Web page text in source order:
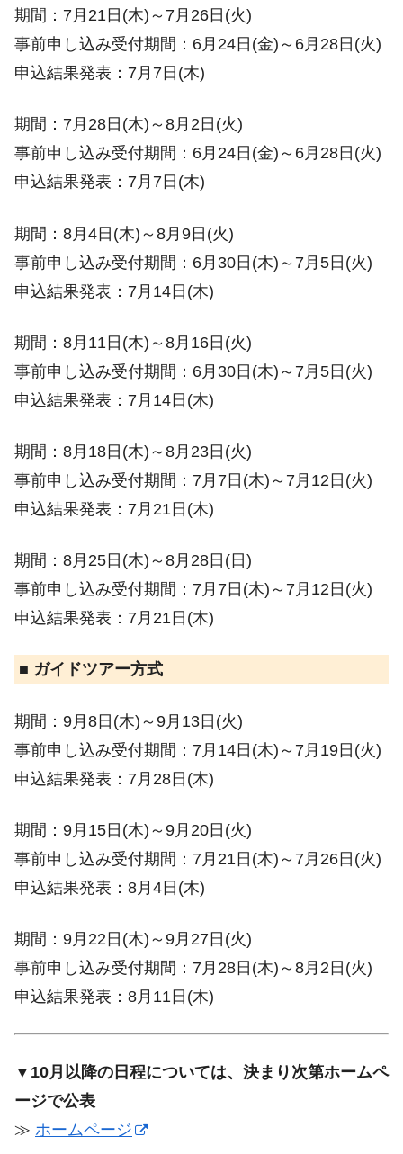
期間：7月21日(木)～7月26日(火)
事前申し込み受付期間：6月24日(金)～6月28日(火)
申込結果発表：7月7日(木)
期間：7月28日(木)～8月2日(火)
事前申し込み受付期間：6月24日(金)～6月28日(火)
申込結果発表：7月7日(木)
期間：8月4日(木)～8月9日(火)
事前申し込み受付期間：6月30日(木)～7月5日(火)
申込結果発表：7月14日(木)
期間：8月11日(木)～8月16日(火)
事前申し込み受付期間：6月30日(木)～7月5日(火)
申込結果発表：7月14日(木)
期間：8月18日(木)～8月23日(火)
事前申し込み受付期間：7月7日(木)～7月12日(火)
申込結果発表：7月21日(木)
期間：8月25日(木)～8月28日(日)
事前申し込み受付期間：7月7日(木)～7月12日(火)
申込結果発表：7月21日(木)
■ ガイドツアー方式
期間：9月8日(木)～9月13日(火)
事前申し込み受付期間：7月14日(木)～7月19日(火)
申込結果発表：7月28日(木)
期間：9月15日(木)～9月20日(火)
事前申し込み受付期間：7月21日(木)～7月26日(火)
申込結果発表：8月4日(木)
期間：9月22日(木)～9月27日(火)
事前申し込み受付期間：7月28日(木)～8月2日(火)
申込結果発表：8月11日(木)
▼10月以降の日程については、決まり次第ホームペ
ージで公表
≫ ホームページ